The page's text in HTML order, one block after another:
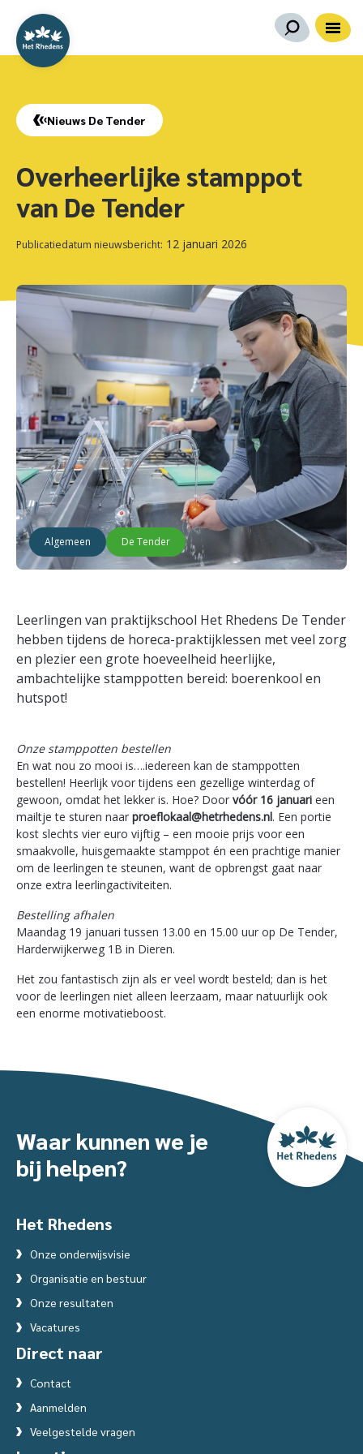
Nieuws De Tender
Overheerlijke stamppot
van De Tender
Publicatiedatum nieuwsbericht: 12 januari 2026
Algemeen De Tender
Leerlingen van praktijkschool Het Rhedens De Tender
hebben tijdens de horeca-praktijklessen met veel zorg
en plezier een grote hoeveelheid heerlijke,
ambachtelijke stamppotten bereid: boerenkool en
hutspot!
Onze stamppotten bestellen
En wat nou zo mooi is….iedereen kan de stamppotten
bestellen! Heerlijk voor tijdens een gezellige winterdag of
gewoon, omdat het lekker is. Hoe? Door vóór 16 januari een
mailtje te sturen naar proeflokaal@hetrhedens.nl. Een portie
kost slechts vier euro vijftig – een mooie prijs voor een
smaakvolle, huisgemaakte stamppot én een prachtige manier
om de leerlingen te steunen, want de opbrengst gaat naar
onze extra leerlingactiviteiten.
Bestelling afhalen
Maandag 19 januari tussen 13.00 en 15.00 uur op De Tender,
Harderwijkerweg 1B in Dieren.
Het zou fantastisch zijn als er veel wordt besteld; dan is het
voor de leerlingen niet alleen leerzaam, maar natuurlijk ook
een enorme motivatieboost.
Waar kunnen we je
bij helpen?
Het Rhedens
Onze onderwijsvisie
Organisatie en bestuur
Onze resultaten
Vacatures
Direct naar
Contact
Aanmelden
Veelgestelde vragen